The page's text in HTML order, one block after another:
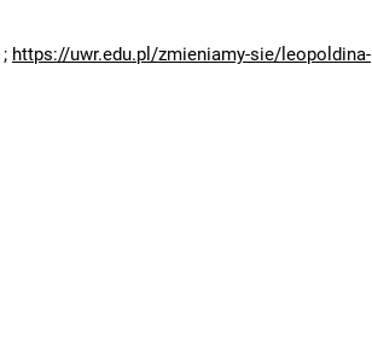
; https://uwr.edu.pl/zmieniamy-sie/leopoldina-